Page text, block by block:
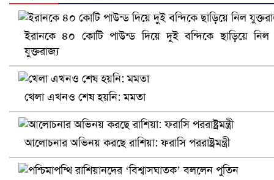
নানা সংকটে রিক্রুটিং এজেন্সি, হুমকির মুখে শ্রম রপ্তানি
ইরানকে ৪০ কোটি পাউন্ড দিয়ে দুই বন্দিকে ছাড়িয়ে নিল
যুক্তরাজ্য
খেলা এখনও শেষ হয়নি: মমতা
আলোচনার অভিনয় করছে রাশিয়া: ফরাসি পররাষ্ট্রমন্ত্রী